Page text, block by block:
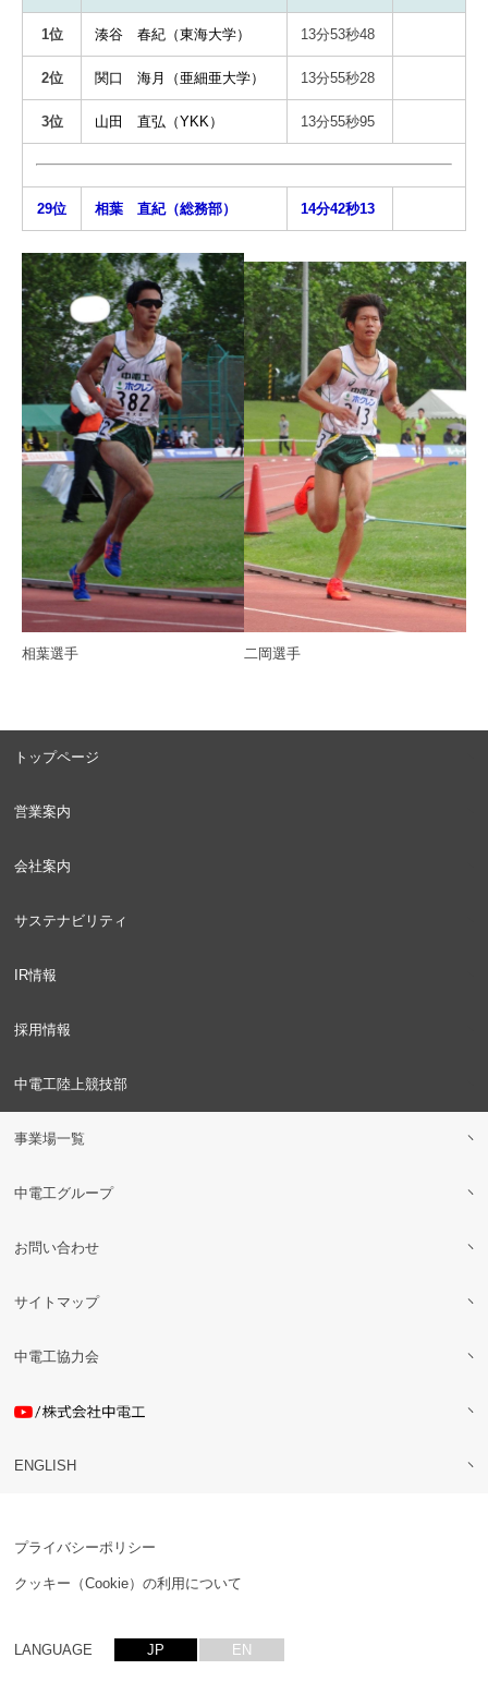
1位 湊谷 春紀（東海大学） 13分53秒48
2位 関口 海月（亜細亜大学） 13分55秒28
3位 山田 直弘（YKK） 13分55秒95
29位 相葉 直紀（総務部） 14分42秒13
相葉選手 二岡選手
トップページ
営業案内
会社案内
サステナビリティ
IR情報
採用情報
中電工陸上競技部
事業場一覧
中電工グループ
お問い合わせ
サイトマップ
中電工協力会
ENGLISH
プライバシーポリシー
クッキー（Cookie）の利用について
LANGUAGE JP EN